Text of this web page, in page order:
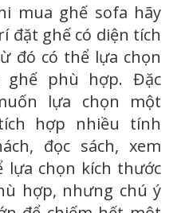
mua ghế sofa hãy
đặt ghế có diện tích
đó có thể lựa chọn
ghế phù hợp. Đặc
lựa chọn một
hợp nhiều tính
đọc sách, xem
chọn kích thước
hợp, nhưng chú ý